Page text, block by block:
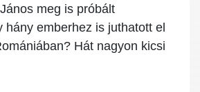
meg is próbált
hány emberhez is juthatott el
Hát nagyon kicsi